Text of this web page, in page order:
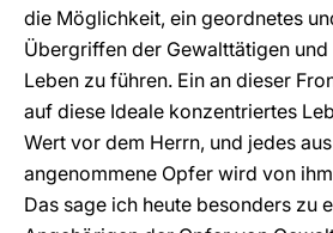
die Möglichkeit, ein geordnetes
Übergriffen der Gewalttätigen
Leben zu führen. Ein an dieser
auf diese Ideale konzentriertes
Wert vor dem Herrn, und jedes
angenommene Opfer wird von
Das sage ich heute besonders zu